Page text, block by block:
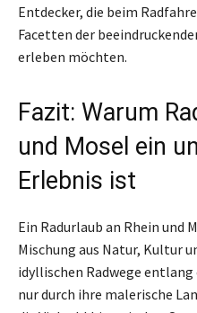
Entdecker, die beim
Facetten der
erleben möchten.
Fazit: Warum
und Mosel ein
Erlebnis ist
Ein Radurlaub an Rhein
Mischung aus Natur, Kultur
idyllischen Radwege
nur durch ihre malerische